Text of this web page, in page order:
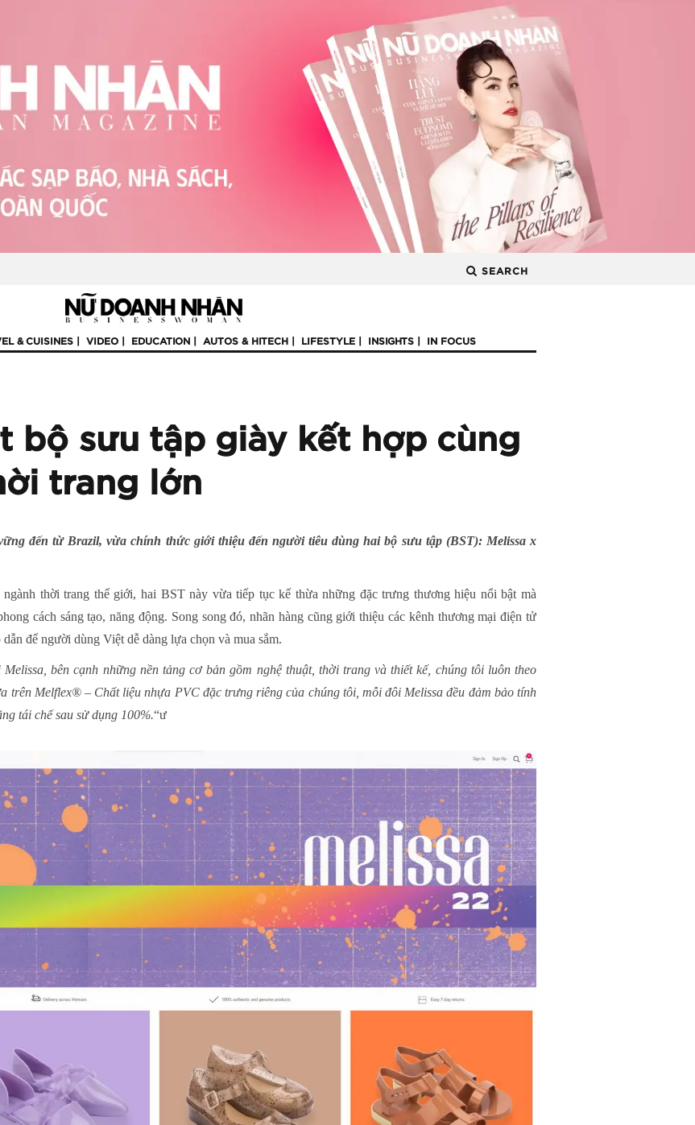
SEARCH
& CUISINES VIDEO EDUCATION AUTOS & HITECH LIFESTYLE INSIGHTS IN FOCUS
bộ sưu tập giày kết hợp cùng
trang lớn
đến từ Brazil, vừa chính thức giới thiệu đến người tiêu dùng hai bộ sưu tập (BST): Melissa x
thời trang thế giới, hai BST này vừa tiếp tục kế thừa những đặc trưng thương hiệu nổi bật mà
cách sáng tạo, năng động. Song song đó, nhãn hàng cũng giới thiệu các kênh thương mại điện tử
để người dùng Việt dễ dàng lựa chọn và mua sắm.
Melissa, bên cạnh những nền tảng cơ bản gồm nghệ thuật, thời trang và thiết kế, chúng tôi luôn theo
trên Melflex® – Chất liệu nhựa PVC đặc trưng riêng của chúng tôi, mỗi đôi Melissa đều đảm bảo tính
tái chế sau sử dụng 100%.“ư